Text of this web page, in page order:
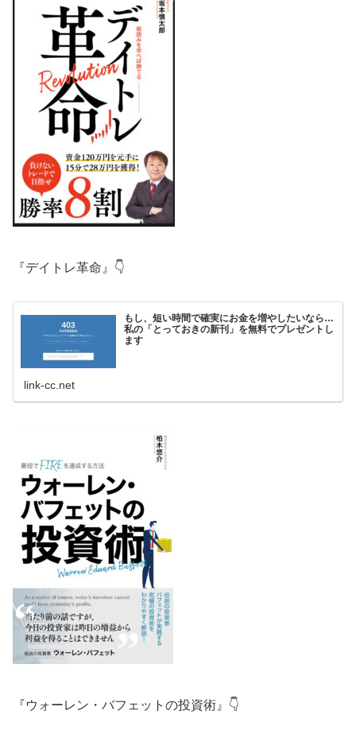
『デイトレ革命』👇
もし、短い時間で確実にお金を増やしたいなら…
私の「とっておきの新刊」を無料でプレゼントし
ます
link-cc.net
『ウォーレン・バフェットの投資術』👇